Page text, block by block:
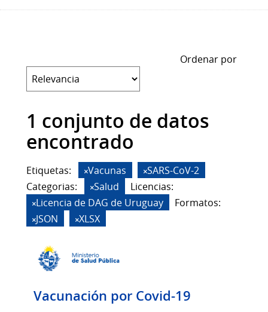
Ordenar por
1 conjunto de datos
encontrado
Etiquetas: Vacunas
SARS-CoV-2
Categorias:
Salud
Licencias:
Licencia de DAG de Uruguay
Formatos:
JSON
XLSX
Vacunación por Covid-19